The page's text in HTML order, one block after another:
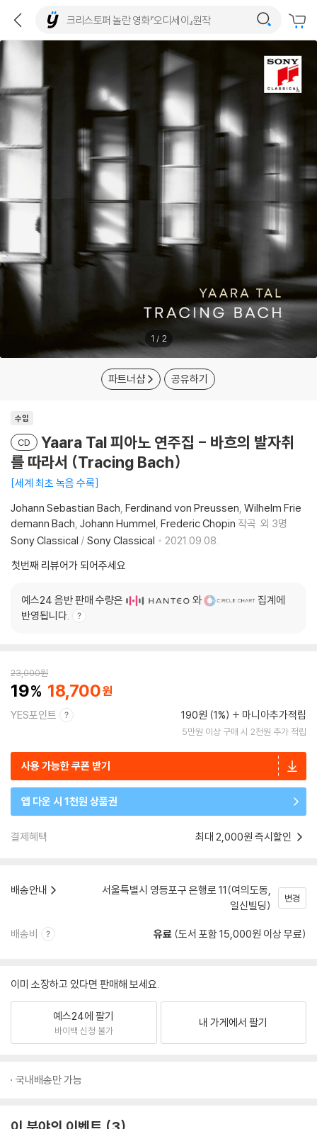
1 / 2
파트너샵 공유하기
수입
CD
Yaara Tal 피아노 연주집 - 바흐의 발자취
를 따라서 (Tracing Bach)
세계 최초 녹음 수록
Johann Sebastian Bach Ferdinand von Preussen Wilhelm Frie
demann Bach Johann Hummel Frederic Chopin 작곡 외 3명
Sony Classical / Sony Classical
2021.09.08.
첫번째 리뷰어가 되어주세요
예스24 음반 판매 수량은 와
집계에
반영됩니다.
23,000원
19 18,700
YES포인트 190원 (1%) 마니아추가적립
5만원 이상 구매 시 2천원 추가 적립
사용 가능한 쿠폰 받기
앱 다운 시 1천원 상품권
결제혜택 최대 2,000원 즉시할인
배송안내
서울특별시 영등포구 은행로 11(여의도동,
일신빌딩)
변경
배송비 유료 (도서 포함 15,000원 이상 무료)
이미 소장하고 있다면 판매해 보세요.
예스24에 팔기
바이백 신청 불가
내 가게에서 팔기
국내배송만 가능